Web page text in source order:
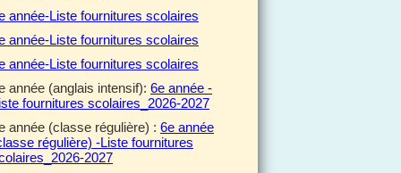
année-Liste fournitures scolaires
année-Liste fournitures scolaires
année-Liste fournitures scolaires
année (anglais intensif): 6e année -
fournitures scolaires_2026-2027
année (classe régulière) : 6e année
régulière) -Liste fournitures
2027